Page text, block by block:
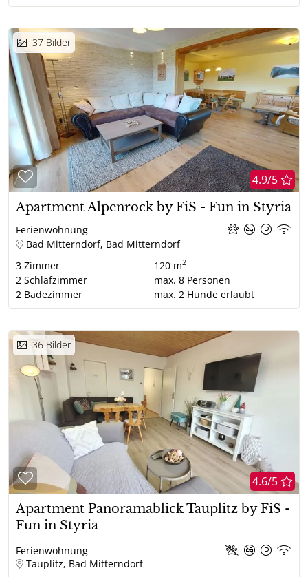
4.9/5
37 Bilder
Apartment Alpenrock by FiS - Fun in Styria
Ferienwohnung
Bad Mitterndorf, Bad Mitterndorf
3 Zimmer
2 Schlafzimmer
2 Badezimmer
120 m2
max. 8 Personen
max. 2 Hunde erlaubt
4.6/5
36 Bilder
Apartment Panoramablick Tauplitz by FiS -
Fun in Styria
Ferienwohnung
Tauplitz, Bad Mitterndorf